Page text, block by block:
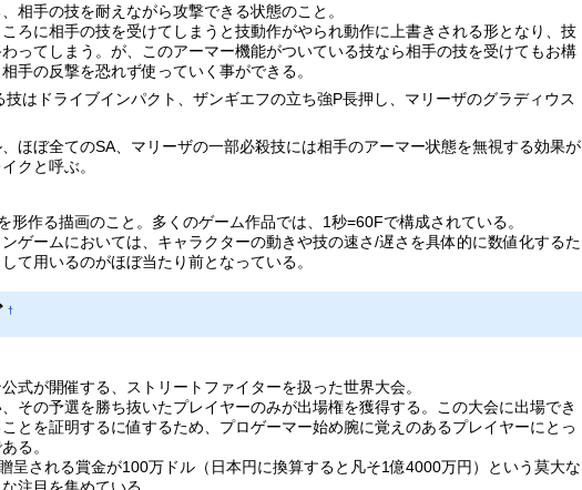
相手の技を耐えながら攻撃できる状態のこと。
ろに相手の技を受けてしまうと技動作がやられ動作に上書きされる形となり、技
ってしまう。が、このアーマー機能がついている技なら相手の技を受けてもお構
手の反撃を恐れず使っていく事ができる。
技はドライブインパクト、ザンギエフの立ち強P長押し、マリーザのグラディウス
ほぼ全てのSA、マリーザの一部必殺技には相手のアーマー状態を無視する効果が
クと呼ぶ。
形作る描画のこと。多くのゲーム作品では、1秒=60Fで構成されている。
ゲームにおいては、キャラクターの動きや技の速さ/遅さを具体的に数値化するた
て用いるのがほぼ当たり前となっている。
†
式が開催する、ストリートファイターを扱った世界大会。
その予選を勝ち抜いたプレイヤーのみが出場権を獲得する。この大会に出場でき
とを証明するに値するため、プロゲーマー始め腕に覚えのあるプレイヤーにとっ
る。
呈される賞金が100万ドル（日本円に換算すると凡そ1億4000万円）という莫大な